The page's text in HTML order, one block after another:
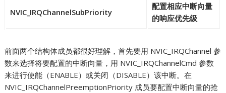
NVIC_IRQChannelSubPriority
配置相应中断向量
的响应优先级
前面两个结构体成员都很好理解，首先要用 NVIC_IRQChannel 参
数来选择将要配置的中断向量，用 NVIC_IRQChannelCmd 参数
来进行使能（ENABLE）或关闭（DISABLE）该中断。在
NVIC_IRQChannelPreemptionPriority 成员要配置中断向量的抢